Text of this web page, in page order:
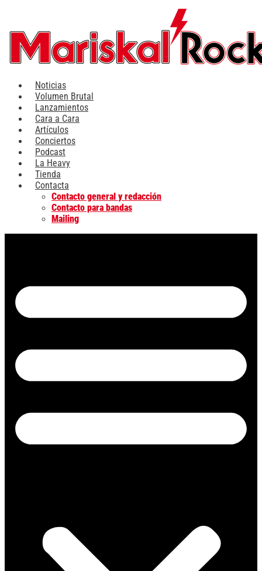
contenido
Noticias
Volumen Brutal
Lanzamientos
Cara a Cara
Artículos
Conciertos
Podcast
La Heavy
Tienda
Contacta
Contacto general y redacción
Contacto para bandas
Mailing